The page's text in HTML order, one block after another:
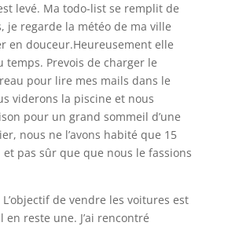
levé. Ma todo-list se remplit de
je regarde la météo de ma ville
en douceur.Heureusement elle
temps. Prevois de charger le
pour lire mes mails dans le
viderons la piscine et nous
pour un grand sommeil d’une
nous ne l’avons habité que 15
pas sûr que que nous le fassions
de vendre les voitures est
reste une. J’ai rencontré